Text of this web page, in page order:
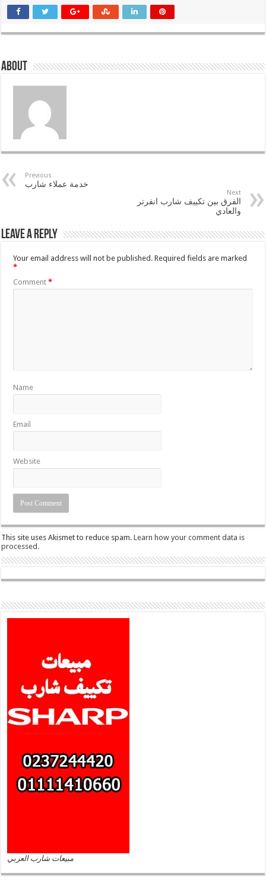
About
Previous
خدمة عملاء شارب
Next
الفرق بين تكييف شارب انفرتر
والعادي
Leave a Reply
Your email address will not be published. Required fields are marked
*
Comment*
Name
Email
Website
This site uses Akismet to reduce spam.Learn how your comment data is
processed.
مبيعات شارب العربي